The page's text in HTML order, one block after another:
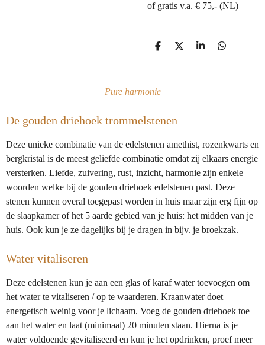
of gratis v.a. € 75,- (NL)
D
D
S
D
Pure harmonie
De gouden driehoek trommelstenen
Deze unieke combinatie van de edelstenen amethist, rozenkwarts en
bergkristal is de meest geliefde combinatie omdat zij elkaars energie
versterken. Liefde, zuivering, rust, inzicht, harmonie zijn enkele
woorden welke bij de gouden driehoek edelstenen past. Deze
stenen kunnen overal toegepast worden in huis maar zijn erg fijn op
de slaapkamer of het 5 aarde gebied van je huis: het midden van je
huis. Ook kun je ze dagelijks bij je dragen in bijv. je broekzak.
Water vitaliseren
Deze edelstenen kun je aan een glas of karaf water toevoegen om
het water te vitaliseren / op te waarderen. Kraanwater doet
energetisch weinig voor je lichaam. Voeg de gouden driehoek toe
aan het water en laat (minimaal) 20 minuten staan. Hierna is je
water voldoende gevitaliseerd en kun je het opdrinken, proef meer